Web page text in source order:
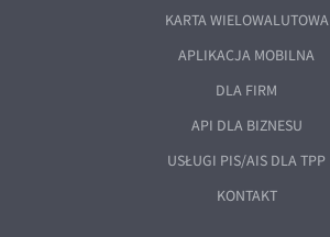
KARTA WIELOWALUTOWA
APLIKACJA MOBILNA
DLA FIRM
API DLA BIZNESU
USŁUGI PIS/AIS DLA TPP
KONTAKT